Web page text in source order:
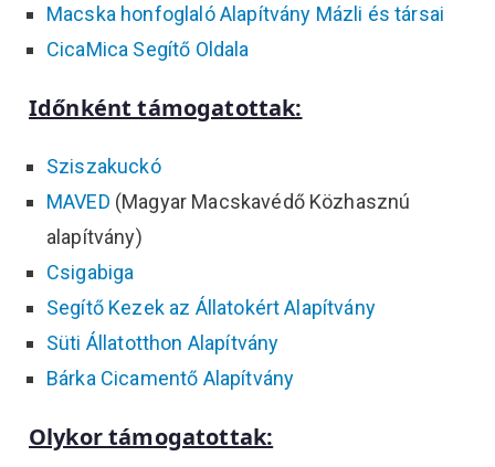
Macska honfoglaló Alapítvány Mázli és társai
CicaMica Segítő Oldala
Időnként támogatottak:
Sziszakuckó
MAVED (Magyar Macskavédő Közhasznú
alapítvány)
Csigabiga
Segítő Kezek az Állatokért Alapítvány
Süti Állatotthon Alapítvány
Bárka Cicamentő Alapítvány
Olykor támogatottak: